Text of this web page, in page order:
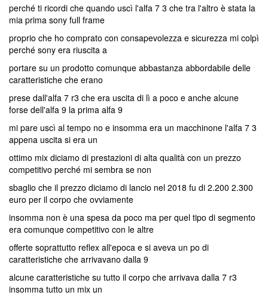
perché ti ricordi che quando uscì l'alfa 7 3 che tra l'altro è stata la
mia prima sony full frame
proprio che ho comprato con consapevolezza e sicurezza mi colpì
perché sony era riuscita a
portare su un prodotto comunque abbastanza abbordabile delle
caratteristiche che erano
prese dall'alfa 7 r3 che era uscita di lì a poco e anche alcune
forse dell'alfa 9 la prima alfa 9
mi pare uscì al tempo no e insomma era un macchinone l'alfa 7 3
appena uscita si era un
ottimo mix diciamo di prestazioni di alta qualità con un prezzo
competitivo perché mi sembra se non
sbaglio che il prezzo diciamo di lancio nel 2018 fu di 2.200 2.300
euro per il corpo che ovviamente
insomma non è una spesa da poco ma per quel tipo di segmento
era comunque competitivo con le altre
offerte soprattutto reflex all'epoca e si aveva un po di
caratteristiche che arrivavano dalla 9
alcune caratteristiche su tutto il corpo che arrivava dalla 7 r3
insomma tutto un mix un